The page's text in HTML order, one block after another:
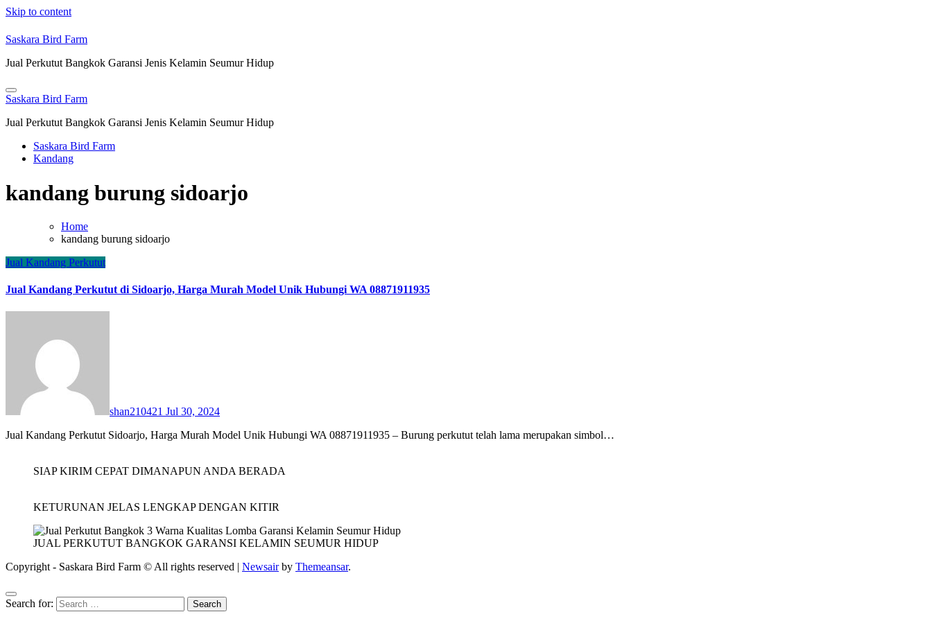
Skip to content
Saskara Bird Farm
Jual Perkutut Bangkok Garansi Jenis Kelamin Seumur Hidup
Saskara Bird Farm
Jual Perkutut Bangkok Garansi Jenis Kelamin Seumur Hidup
Saskara Bird Farm
Kandang
kandang burung sidoarjo
Home
kandang burung sidoarjo
Jual Kandang Perkutut
Jual Kandang Perkutut di Sidoarjo, Harga Murah Model Unik Hubungi WA 08871911935
shan210421 Jul 30, 2024
Jual Kandang Perkutut Sidoarjo, Harga Murah Model Unik Hubungi WA 08871911935 – Burung perkutut telah lama merupakan simbol…
SIAP KIRIM CEPAT DIMANAPUN ANDA BERADA
KETURUNAN JELAS LENGKAP DENGAN KITIR
JUAL PERKUTUT BANGKOK GARANSI KELAMIN SEUMUR HIDUP
Copyright - Saskara Bird Farm © All rights reserved | Newsairby Themeansar.
Search for: